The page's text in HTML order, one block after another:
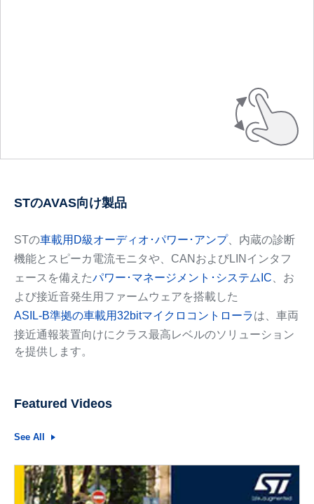
STのAVAS向け製品
STの車載用D級オーディオ･パワー･アンプ、内蔵の診断
機能とスピーカ電流モニタや、CANおよびLINインタフ
ェースを備えたパワー･マネージメント･システムIC 、お
よび接近音発生用ファームウェアを搭載した
ASIL-B準拠の車載用32bitマイクロコントローラは、車両
接近通報装置向けにクラス最高レベルのソリューション
を提供します。
Featured Videos
See All